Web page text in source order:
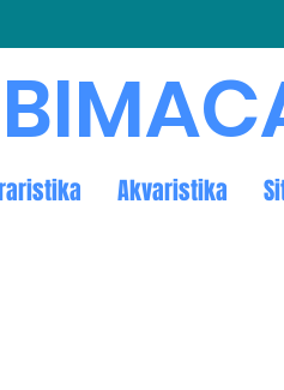
Akvaristika